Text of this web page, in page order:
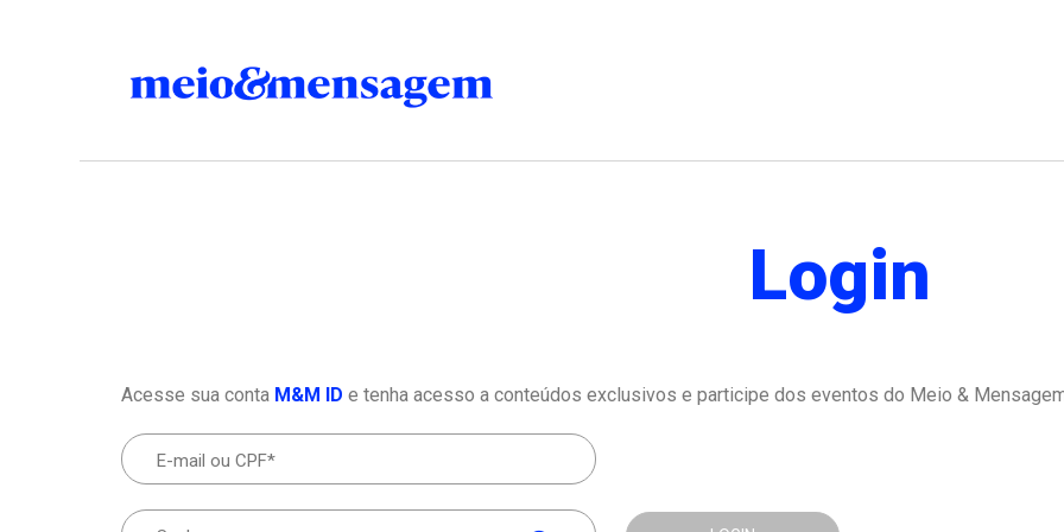
Login
Acesse sua conta M&M ID e tenha acesso a conteúdos exclusivos e participe dos eventos do Meio &